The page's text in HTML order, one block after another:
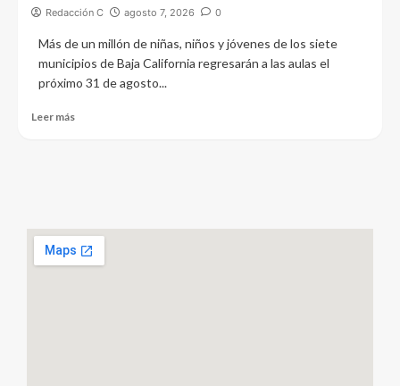
Redacción C agosto 7, 2026 0
Más de un millón de niñas, niños y jóvenes de los siete
municipios de Baja California regresarán a las aulas el
próximo 31 de agosto...
Leer más